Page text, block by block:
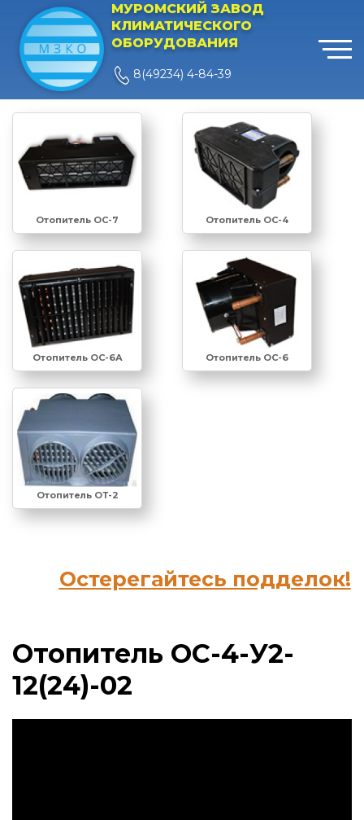
МУРОМСКИЙ ЗАВОД
КЛИМАТИЧЕСКОГО
ОБОРУДОВАНИЯ
8(49234) 4-84-39
Отопитель ОС-7 Отопитель ОС-4
Отопитель ОС-6А Отопитель ОС-6
Отопитель ОТ-2
Остерегайтесь подделок!
Отопитель ОС-4-У2-
12(24)-02